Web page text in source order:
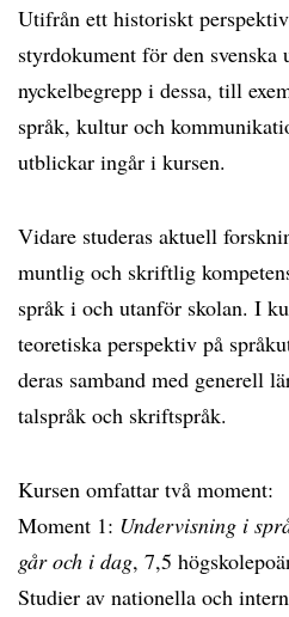
Utifrån ett historiskt perspektiv
styrdokument för den svenska
nyckelbegrepp i dessa, till
språk, kultur och
utblickar ingår i kursen.
Vidare studeras aktuell
muntlig och skriftlig
språk i och utanför skolan. I
teoretiska perspektiv på
deras samband med generell
talspråk och skriftspråk.
Kursen omfattar två moment:
Moment 1: Undervisning i
går och i dag, 7,5
Studier av nationella och